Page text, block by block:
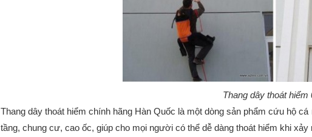
Thang dây thoát hiểm
Thang dây thoát hiểm chính hãng Hàn Quốc là một dòng sản phẩm cứu hộ
tầng, chung cư, cao ốc, giúp cho mọi người có thể dễ dàng thoát hiểm khi